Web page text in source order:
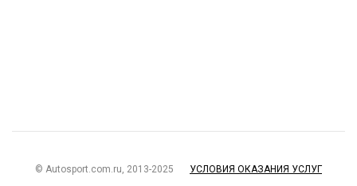
© Autosport.com.ru, 2013-2025 УСЛОВИЯ ОКАЗАНИЯ УСЛУГ